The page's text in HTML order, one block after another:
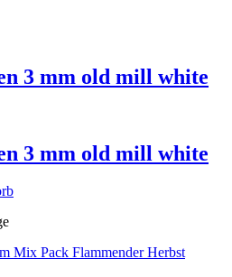
3 mm old mill white
3 mm old mill white